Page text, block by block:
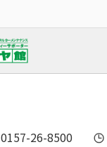
0157-26-8500